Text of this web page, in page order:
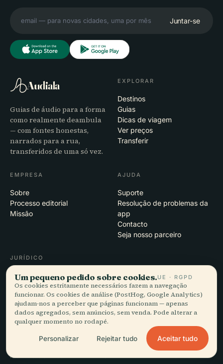
Juntar-se
Audiala
Guias de áudio para a forma
como realmente deambula
— com fontes honestas,
narrados para a rua,
transferidos de uma só vez.
EXPLORAR
Destinos
Guias
Dicas de viagem
Ver preços
Transferir
EMPRESA
Sobre
Processo editorial
Missão
AJUDA
Suporte
Resolução de problemas da
app
Contacto
Seja nosso parceiro
JURÍDICO
Privacidade
Termos
Definições de cookies
Eliminar conta
© 2026 Audiala · Feito em Morges, Suíça, na estrada e nas nuvens
iOS · Android · Web
Um pequeno pedido sobre cookies.UE · RGPD
Os cookies estritamente necessários fazem a navegação
funcionar. Os cookies de análise (PostHog, Google Analytics)
ajudam-nos a perceber que páginas funcionam — apenas
dados agregados, sem anúncios, sem venda. Pode alterar a
qualquer momento no rodapé.
Personalizar Rejeitar tudo Aceitar tudo